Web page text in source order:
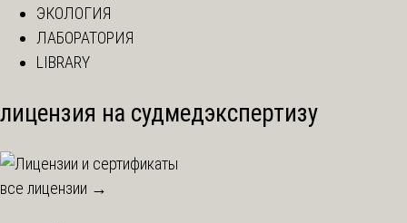
ЭКОЛОГИЯ
ЛАБОРАТОРИЯ
LIBRARY
лицензия на судмедэкспертизу
все лицензии →